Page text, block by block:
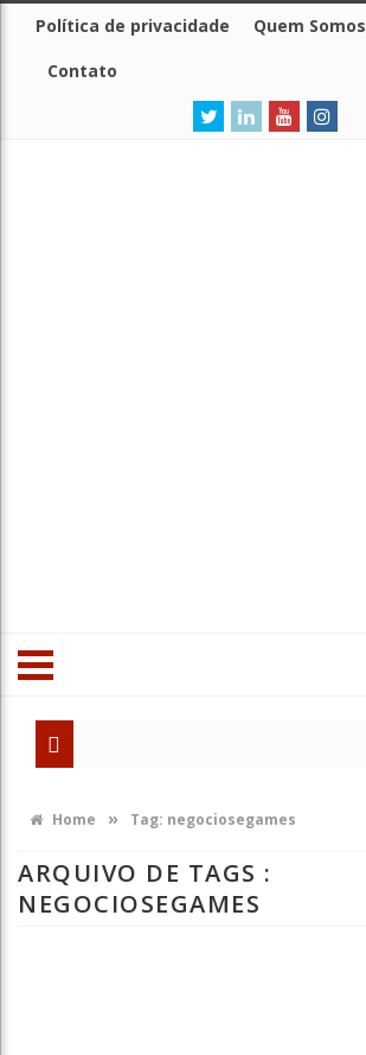
Política de privacidade Quem Somos
Contato
Home » Tag: negociosegames
ARQUIVO DE TAGS :
NEGOCIOSEGAMES